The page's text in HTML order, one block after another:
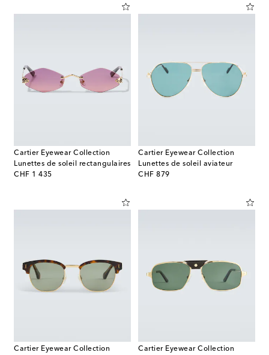
Cartier Eyewear Collection
Lunettes de soleil rectangulaires
CHF 1 435
original price
Cartier Eyewear Collection
Lunettes de soleil aviateur
CHF 879
original price
Cartier Eyewear Collection
Cartier Eyewear Collection